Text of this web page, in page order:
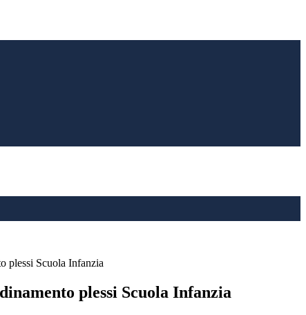
plessi Scuola Infanzia
plessi Scuola Infanzia